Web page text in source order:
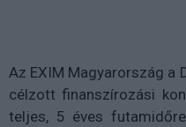
Az EXIM Magyarország a
célzott finanszírozási
teljes, 5 éves